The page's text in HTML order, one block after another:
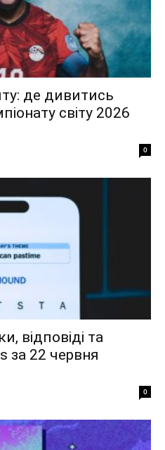
де дивитись
світу 2026
0
відповіді та
за 22 червня
0